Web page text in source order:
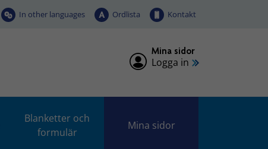
In other languages Ordlista Kontakt
Mina sidor
Logga in
Blanketter och
formulär
Mina sidor